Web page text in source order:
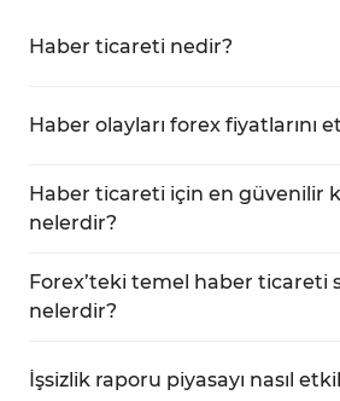
Haber ticareti nedir?
volatilitesinden kâr elde etmeye
Haber olayları forex fiyatlarını
değişimleri üzerinde büyük
Haber ticareti için en güvenilir
nelerdir?
Bloomberg
Reuters
FxStreet
Forex’teki temel haber ticareti
nelerdir?
Yönlü stratejiler;
İşsizlik raporu piyasayı nasıl